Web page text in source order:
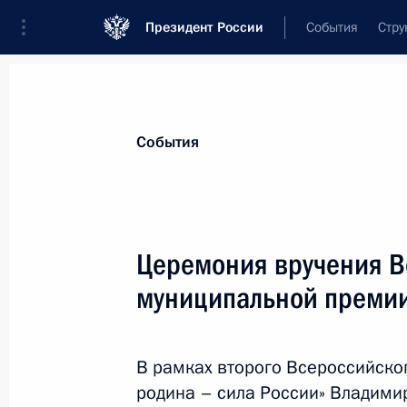
Президент России События
Встреча с представителями
21 апреля 2026 года, 16:40
Вручение всероссийской
События
Церемония вручения
муниципальной
В рамках второго
родина – сила России»